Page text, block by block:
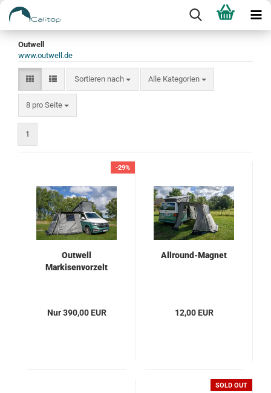
Outwell
www.outwell.de
Sortieren nach
Sortieren nach Alle Kategorien
8 pro Seite
pro Seite
1
-29%
Outwell
Markisenvorzelt
Nur 390,00 EUR
Allround-Magnet
12,00 EUR
SOLD OUT